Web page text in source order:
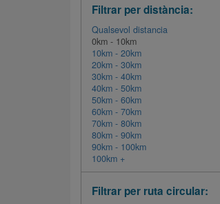
Filtrar per distància:
Qualsevol distancia
0km - 10km
10km - 20km
20km - 30km
30km - 40km
40km - 50km
50km - 60km
60km - 70km
70km - 80km
80km - 90km
90km - 100km
100km +
Filtrar per ruta circular: